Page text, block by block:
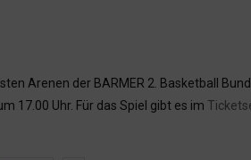
Arenen der BARMER 2. Basketball
17.00 Uhr. Für das Spiel gibt es im